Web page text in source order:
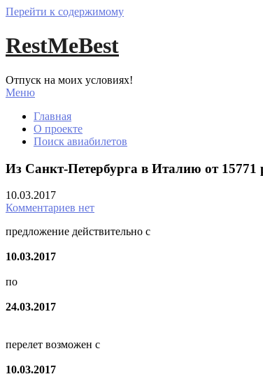
Перейти к содержимому
RestMeBest
Отпуск на моих условиях!
Меню
Главная
О проекте
Поиск авиабилетов
Из Санкт-Петербурга в Италию от
10.03.2017
Комментариев нет
предложение действительно с
10.03.2017
по
24.03.2017
перелет возможен с
10.03.2017